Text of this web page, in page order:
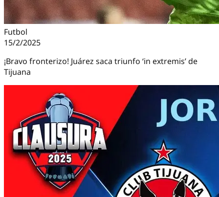
Futbol
15/2/2025
¡Bravo fronterizo! Juárez saca triunfo ‘in extremis’ de
Tijuana